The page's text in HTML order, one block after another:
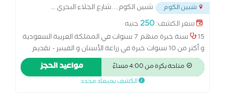
شبين الكوم شبين الكوم…شارع الجلاء البحري...
سعر الكشف:250جنيه
15 سنة خبرة منهم 7 سنوات في المملكة العربية السعودية
و أكتر من 10 سنوات خبرة في زراعة الأسنان و الفينير - تقديم
رعاية عالية الجودة و مبنية على الأخلاقيات لضمان نتائج موثوقة
و طويلة الأمد - ثقة حقيقية و شفافية كاملة مع مرضاي مبنية
على خبرة و التزام و مجهود صادق -ابتسامتك تبدأ هنا في يونيك
متاحة بكرة من 4:00 مساءً مواعيد الحجز
الكشف بميعاد محدد